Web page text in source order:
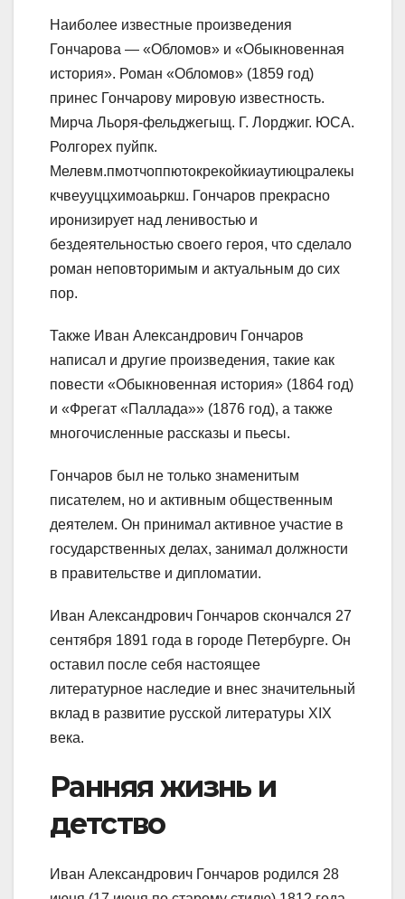
Наиболее известные произведения
Гончарова — «Обломов» и «Обыкновенная
история». Роман «Обломов» (1859 год)
принес Гончарову мировую известность.
Мирча Льоря-фельджегыщ. Г. Лорджиг. ЮСА.
Ролгорех пуйпк.
Мелевм.пмотчоппютокрекойкиаутиюцралекы
кчвеууццхимоаьркш. Гончаров прекрасно
иронизирует над ленивостью и
бездеятельностью своего героя, что сделало
роман неповторимым и актуальным до сих
пор.
Также Иван Александрович Гончаров
написал и другие произведения, такие как
повести «Обыкновенная история» (1864 год)
и «Фрегат «Паллада»» (1876 год), а также
многочисленные рассказы и пьесы.
Гончаров был не только знаменитым
писателем, но и активным общественным
деятелем. Он принимал активное участие в
государственных делах, занимал должности
в правительстве и дипломатии.
Иван Александрович Гончаров скончался 27
сентября 1891 года в городе Петербурге. Он
оставил после себя настоящее
литературное наследие и внес значительный
вклад в развитие русской литературы XIX
века.
Ранняя жизнь и
детство
Иван Александрович Гончаров родился 28